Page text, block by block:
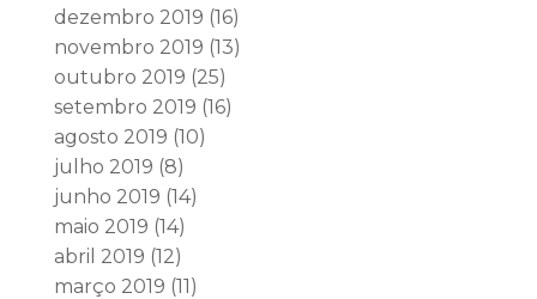
dezembro 2019 (16)
novembro 2019 (13)
outubro 2019 (25)
setembro 2019 (16)
agosto 2019 (10)
julho 2019 (8)
junho 2019 (14)
maio 2019 (14)
abril 2019 (12)
março 2019 (11)